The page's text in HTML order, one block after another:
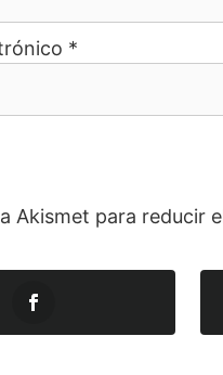
*
Akismet para reducir